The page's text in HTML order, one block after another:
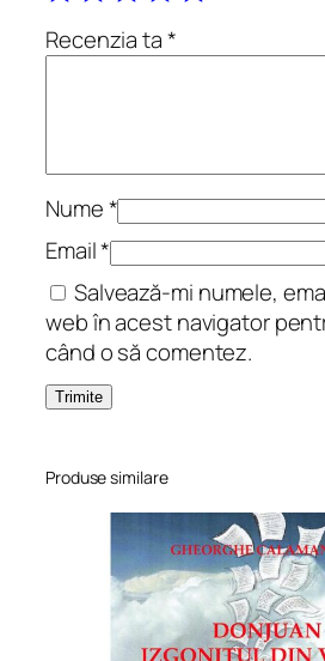
Recenzia ta*
Nume*
Email*
Salvează-mi numele,
web în acest navigator
când o să comentez.
Produse similare